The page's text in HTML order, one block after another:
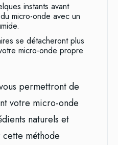
instants avant
micro-onde avec un
se détacheront plus
micro-onde propre
permettront de
votre micro-onde
naturels et
méthode